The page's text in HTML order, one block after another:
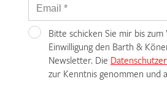
Bitte schicken Sie mir bis
Einwilligung den Barth &
Newsletter. Die
zur Kenntnis genommen und